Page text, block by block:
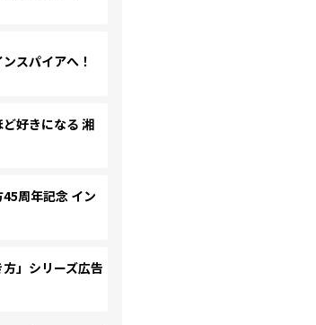
スパイアへ！
好きになる 湘
周年記念 イン
方」シリーズ広告